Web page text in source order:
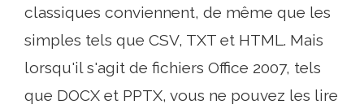
classiques conviennent, de même que les
simples tels que CSV, TXT et HTML. Mais
lorsqu'il s'agit de fichiers Office 2007, tels
que DOCX et PPTX, vous ne pouvez les lire